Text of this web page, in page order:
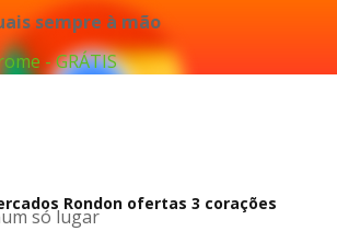
sempre à mão
- GRÁTIS
só lugar
Rondon ofertas 3 corações